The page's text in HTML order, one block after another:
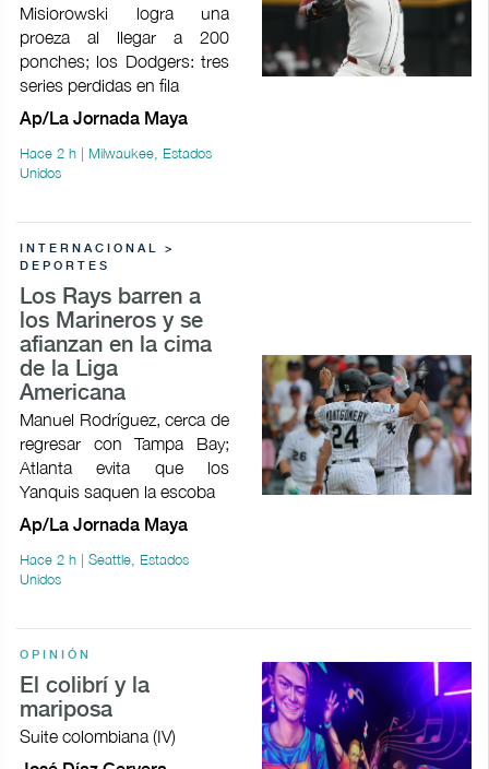
Misiorowski logra una
proeza al llegar a 200
ponches; los Dodgers: tres
series perdidas en fila
Ap/La Jornada Maya
Hace 2 h | Milwaukee, Estados
Unidos
INTERNACIONAL >
DEPORTES
Los Rays barren a
los Marineros y se
afianzan en la cima
de la Liga
Americana
Manuel Rodríguez, cerca de
regresar con Tampa Bay;
Atlanta evita que los
Yanquis saquen la escoba
Ap/La Jornada Maya
Hace 2 h | Seattle, Estados
Unidos
OPINIÓN
El colibrí y la
mariposa
Suite colombiana (IV)